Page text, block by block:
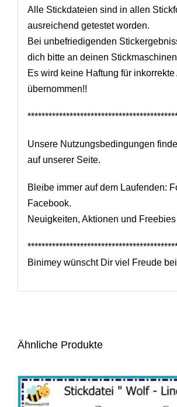
Alle Stickdateien sind in allen
ausreichend getestet worden.
Bei unbefriedigenden
dich bitte an deinen
Es wird keine Haftung für
übernommen!!
Unsere Nutzungsbedingungen
auf unserer Seite.
Bleibe immer auf dem Laufenden:
Facebook.
Neuigkeiten, Aktionen und
Binimey wünscht Dir viel Freude
Ähnliche Produkte